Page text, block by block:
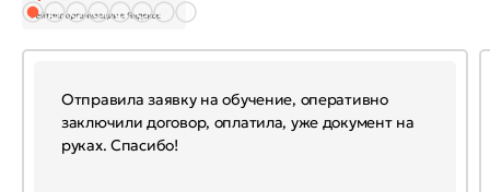
Отправила заявку на обучение, оперативно
заключили договор, оплатила, уже документ на
руках. Спасибо!